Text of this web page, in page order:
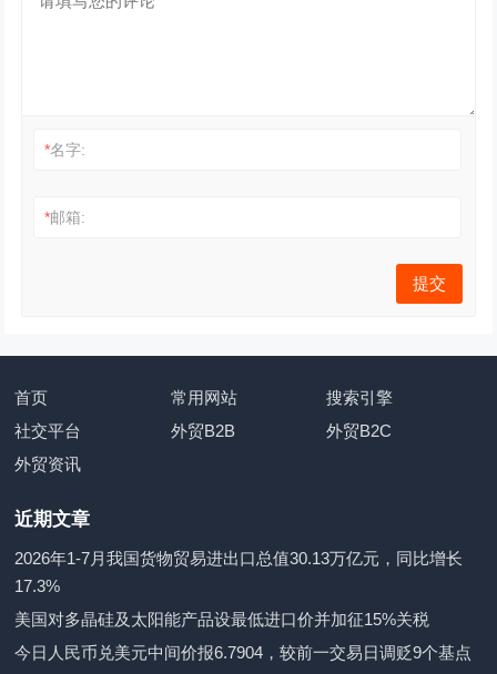
*名字:
*邮箱:
首页 常用网站
搜索引擎
社交平台
外贸B2B
外贸B2C
外贸资讯
近期文章
2026年1-7月我国货物贸易进出口总值30.13万亿元，同比增长
17.3%
美国对多晶硅及太阳能产品设最低进口价并加征15%关税
今日人民币兑美元中间价报6.7904，较前一交易日调贬9个基点